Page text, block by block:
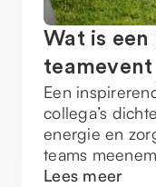
Wat is
teamevent
Een
collega’s
energie en
teams
Lees meer